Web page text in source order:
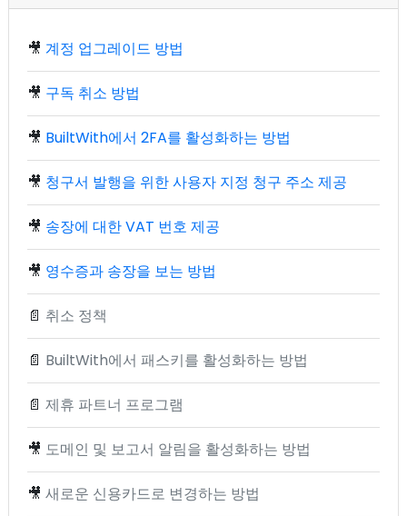
🎥 계정 업그레이드 방법
🎥 구독 취소 방법
🎥 BuiltWith에서 2FA를 활성화하는 방법
🎥 청구서 발행을 위한 사용자 지정 청구 주소 제공
🎥 송장에 대한 VAT 번호 제공
🎥 영수증과 송장을 보는 방법
📄 취소 정책
📄 BuiltWith에서 패스키를 활성화하는 방법
📄 제휴 파트너 프로그램
🎥 도메인 및 보고서 알림을 활성화하는 방법
🎥 새로운 신용카드로 변경하는 방법